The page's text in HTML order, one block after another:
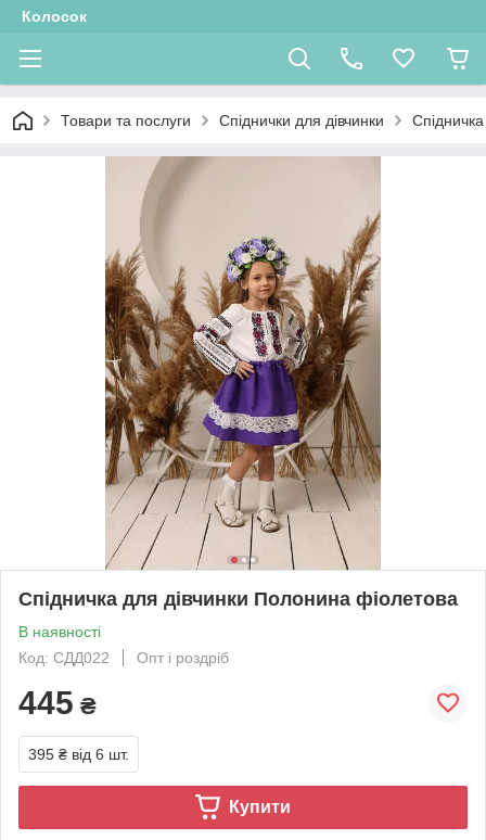
Колосок
Товари та послуги Спіднички для дівчинки
Спідничка для дівчинки Полонина фіолетова
В наявності
Код: СДД022
Опт і роздріб
445 ₴
395 ₴ від 6 шт.
Купити